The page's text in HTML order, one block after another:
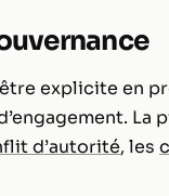
explicite en
La
d’autorité, les